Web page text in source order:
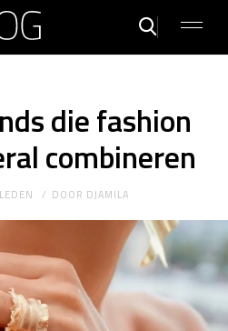
die fashion
combineren
DOOR DJAMILA